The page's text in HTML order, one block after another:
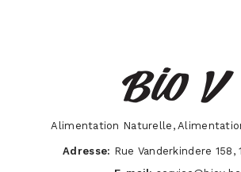
Alimentation Naturelle,
Adresse: Rue Vanderkindere 158,